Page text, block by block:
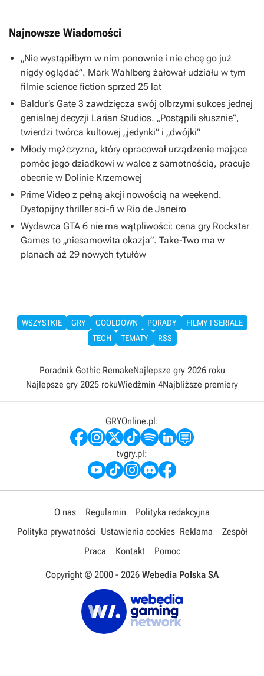
Najnowsze Wiadomości
„Nie wystąpiłbym w nim ponownie i nie chcę go już
nigdy oglądać”. Mark Wahlberg żałował udziału w tym
filmie science fiction sprzed 25 lat
Baldur’s Gate 3 zawdzięcza swój olbrzymi sukces jednej
genialnej decyzji Larian Studios. „Postąpili słusznie”,
twierdzi twórca kultowej „jedynki” i „dwójki”
Młody mężczyzna, który opracował urządzenie mające
pomóc jego dziadkowi w walce z samotnością, pracuje
obecnie w Dolinie Krzemowej
Prime Video z pełną akcji nowością na weekend.
Dystopijny thriller sci-fi w Rio de Janeiro
Wydawca GTA 6 nie ma wątpliwości: cena gry Rockstar
Games to „niesamowita okazja”. Take-Two ma w
planach aż 29 nowych tytułów
WSZYSTKIE GRY COOLDOWN PORADY
FILMY I SERIALE
TECH
TEMATY RSS
Poradnik Gothic RemakeNajlepsze gry 2026 roku
Najlepsze gry 2025 rokuWiedźmin 4Najbliższe premiery
GRYOnline.pl:
tvgry.pl:
O nas Regulamin
Polityka redakcyjna
Polityka prywatności Ustawienia cookies Reklama
Zespół
Praca
Kontakt Pomoc
Copyright © 2000 - 2026 Webedia Polska SA